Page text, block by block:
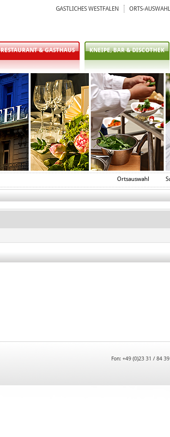
Ortsauswahl
ORTS-AUSWAHL
GASTLICHES WESTFALEN
RESTAURANT & GASTHAUS KNEIPE, BAR & DISCOTHEK
Fon: +49 (0)23 31 / 84